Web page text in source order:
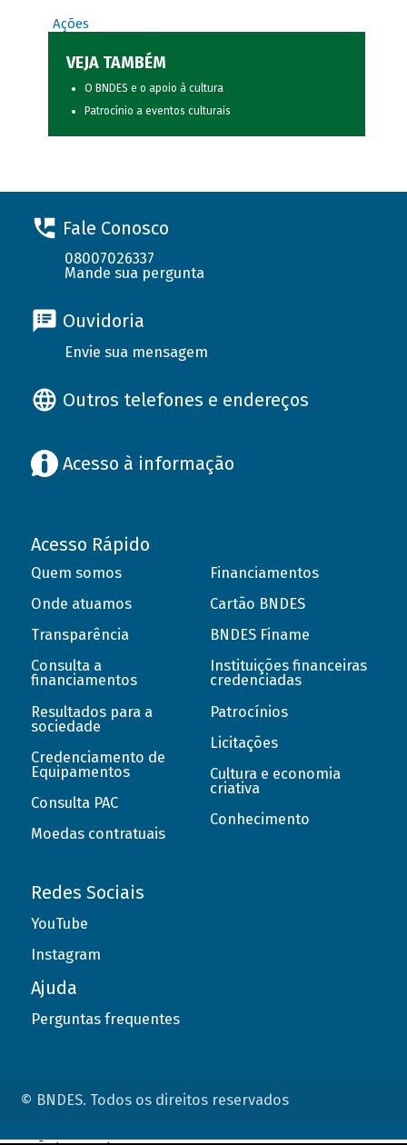
Ações
VEJA TAMBÉM
O BNDES e o apoio à cultura
Patrocínio a eventos culturais
Fale Conosco
08007026337
Mande sua pergunta
Ouvidoria
Envie sua mensagem
Outros telefones e endereços
Acesso à informação
Acesso Rápido
Quem somos
Onde atuamos
Transparência
Consulta a
financiamentos
Resultados para a
sociedade
Credenciamento de
Equipamentos
Consulta PAC
Moedas contratuais
Financiamentos
Cartão BNDES
BNDES Finame
Instituições financeiras
credenciadas
Patrocínios
Licitações
Cultura e economia
criativa
Conhecimento
Redes Sociais
YouTube
Instagram
Ajuda
Perguntas frequentes
© BNDES. Todos os direitos reservados